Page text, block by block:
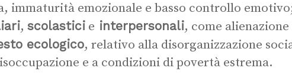
immaturità emozionale e basso controllo
, scolastici e interpersonali, come
ecologico, relativo alla disorganizzazione
e a condizioni di povertà estrema.